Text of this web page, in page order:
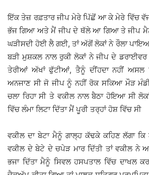
ਇੱਕ ਤੇਜ਼ ਰਫ਼ਤਾਰ ਜੀਪ ਮੇਰੇ ਪਿੱਛੋਂ ਆ ਕੇ ਮੇਰੇ ਵਿੱਚ
ਭੱਜ ਗਿਆ ਅਤੇ ਮੈਂ ਜੀਪ ਦੇ ਥੱਲੇ ਆ ਗਿਆ ਤੇ ਜੀਪ
ਘੜੀਸਦੀ ਹੋਈ ਲੈ ਗਈ, ਤਾਂ ਅੱਗੋਂ ਲੋਕਾਂ ਨੇ ਰੌਲਾ
ਬੜੀ ਮੁਸ਼ਕਲ ਨਾਲ ਰੁਕੀ ਲੋਕਾਂ ਨੇ ਜੀਪ ਦੇ
ਤੇਰੀਆਂ ਅੱਖਾਂ ਫੁੱਟੀਆਂ, ਤੈਨੂੰ ਦੀਂਹਦਾ ਨਹੀਂ ਅਸਲ
ਅਨਜਾਣ ਸੀ ਜੋ ਜੀਪ ਨੂੰ ਨਹੀਂ ਰੋਕ ਸਕਿਆ ਮੌੜ
ਚਲਾ ਰਿਹਾ ਸੀ ਤੇ ਵਕੀਲ ਨਾਲ ਬੈਠਾ ਹੋਇਆ ਸੀ
ਵਿੱਚ ਲੰਮਾ ਲਿਟਾ ਦਿੱਤਾ ਮੈਂ ਪੂਰੀ ਤਰ੍ਹਾਂ ਹੋਸ਼ ਵਿੱਚ ਸੀ
ਵਕੀਲ ਦਾ ਬੇਟਾ ਮੈਨੂੰ ਗਾਲ੍ਹ ਕੱਢਕੇ ਕਹਿਣ ਲੱਗਾ
ਵਕੀਲ ਦੇ ਬੇਟੇ ਦੇ ਚਪੇੜ ਮਾਰ ਦਿੱਤੀ ਤਾਂ ਵਕੀਲ ਨੇ
ਭਜਾ ਦਿੱਤਾ ਮੈਨੂੰ ਸਿਵਲ ਹਸਪਤਾਲ ਵਿੱਚ ਦਾਖਲ